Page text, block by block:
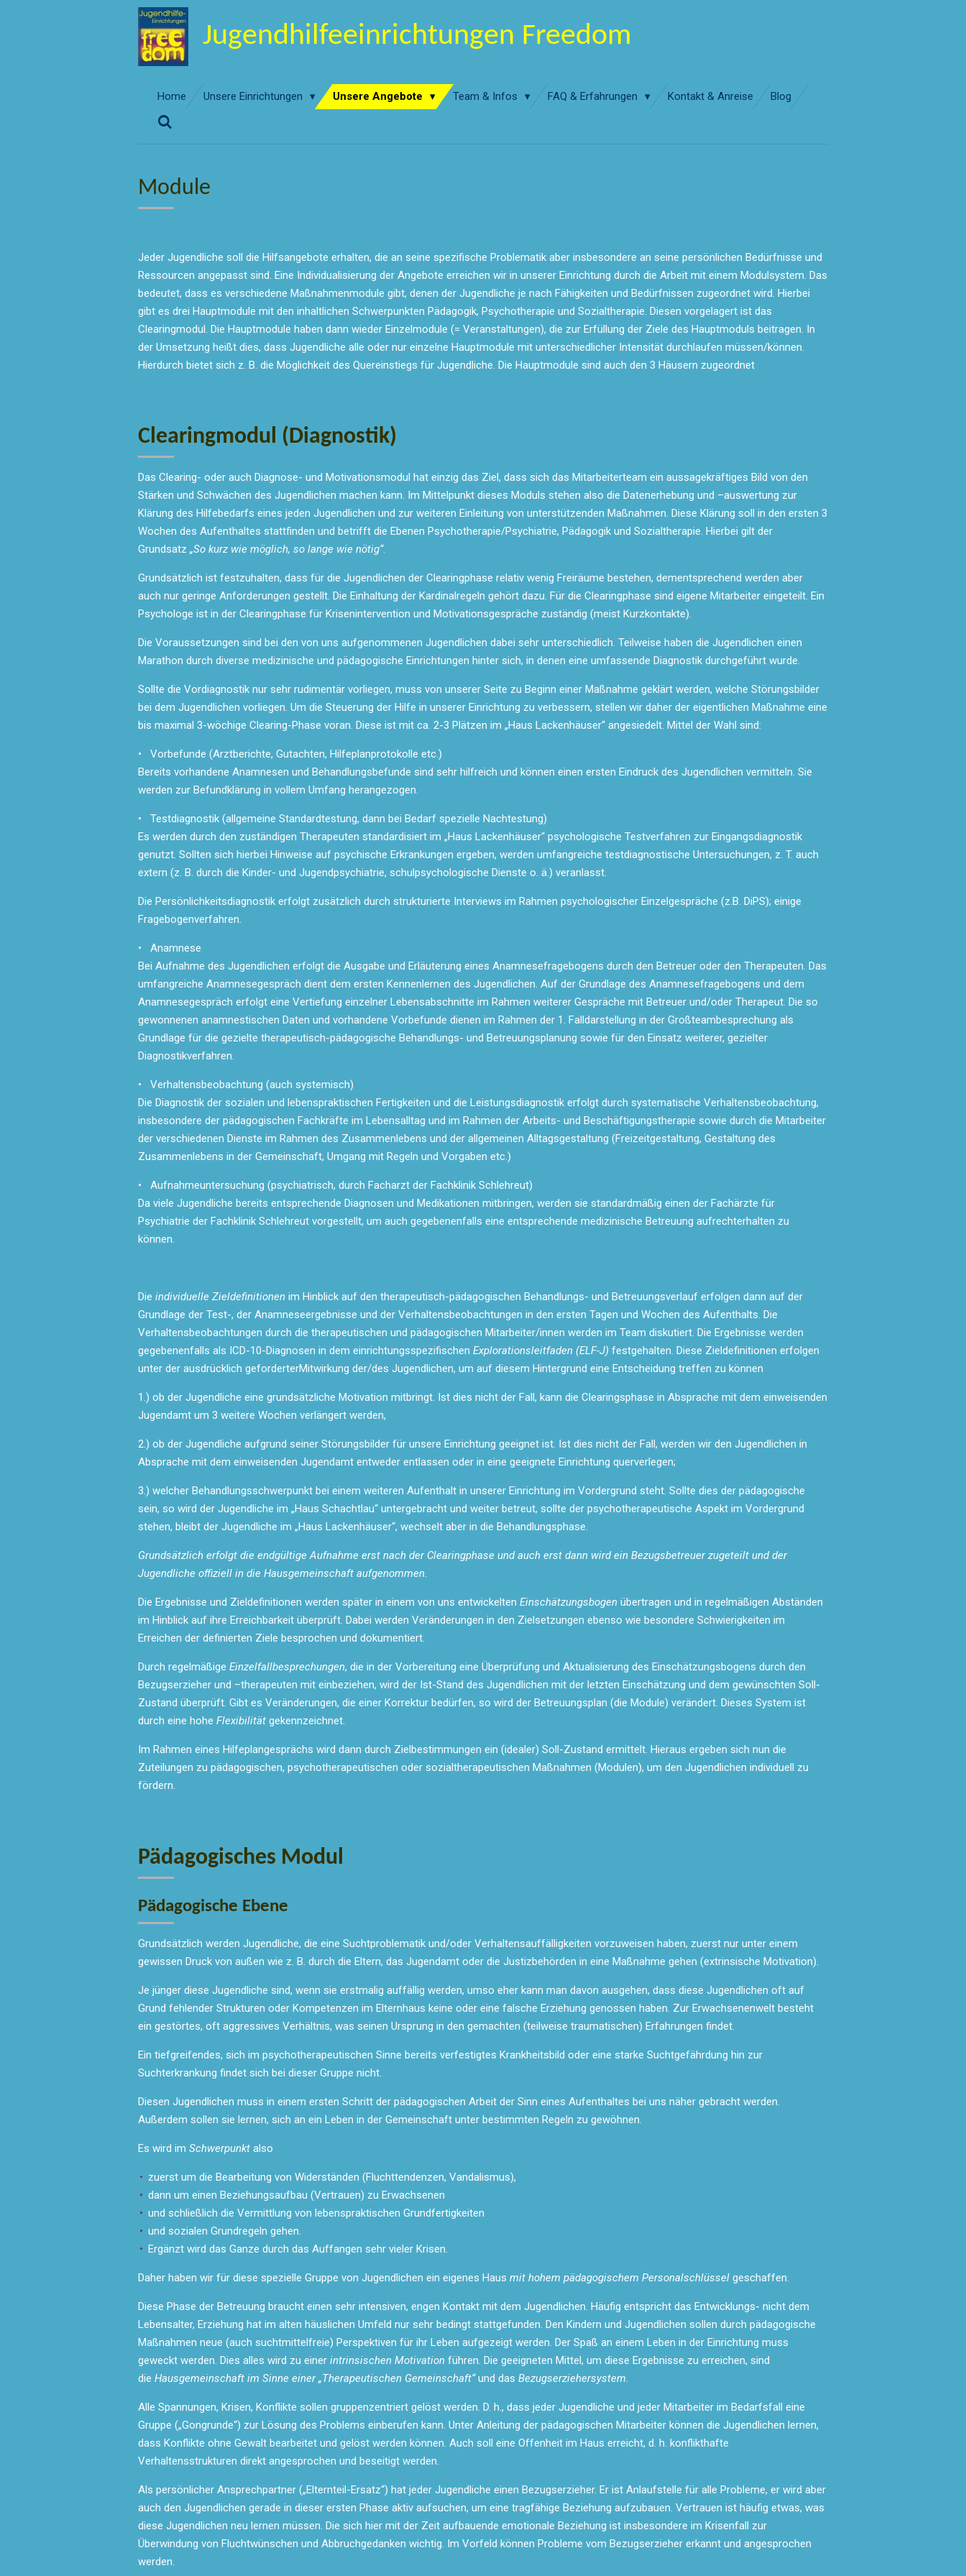
Jugendhilfeeinrichtungen Freedom
Home Unsere Einrichtungen Unsere Angebote Team & Infos FAQ & Erfahrungen Kontakt & Anreise Blog
Module
Jeder Jugendliche soll die Hilfsangebote erhalten, die an seine spezifische Problematik aber insbesondere an seine persönlichen Bedürfnisse und
Ressourcen angepasst sind. Eine Individualisierung der Angebote erreichen wir in unserer Einrichtung durch die Arbeit mit einem Modulsystem. Das
bedeutet, dass es verschiedene Maßnahmenmodule gibt, denen der Jugendliche je nach Fähigkeiten und Bedürfnissen zugeordnet wird. Hierbei
gibt es drei Hauptmodule mit den inhaltlichen Schwerpunkten Pädagogik, Psychotherapie und Sozialtherapie. Diesen vorgelagert ist das
Clearingmodul. Die Hauptmodule haben dann wieder Einzelmodule (= Veranstaltungen), die zur Erfüllung der Ziele des Hauptmoduls beitragen. In
der Umsetzung heißt dies, dass Jugendliche alle oder nur einzelne Hauptmodule mit unterschiedlicher Intensität durchlaufen müssen/können.
Hierdurch bietet sich z. B. die Möglichkeit des Quereinstiegs für Jugendliche. Die Hauptmodule sind auch den 3 Häusern zugeordnet
Clearingmodul (Diagnostik)
Das Clearing- oder auch Diagnose- und Motivationsmodul hat einzig das Ziel, dass sich das Mitarbeiterteam ein aussagekräftiges Bild von den
Stärken und Schwächen des Jugendlichen machen kann. Im Mittelpunkt dieses Moduls stehen also die Datenerhebung und –auswertung zur
Klärung des Hilfebedarfs eines jeden Jugendlichen und zur weiteren Einleitung von unterstützenden Maßnahmen. Diese Klärung soll in den ersten 3
Wochen des Aufenthaltes stattfinden und betrifft die Ebenen Psychotherapie/Psychiatrie, Pädagogik und Sozialtherapie. Hierbei gilt der
Grundsatz „So kurz wie möglich, so lange wie nötig“.
Grundsätzlich ist festzuhalten, dass für die Jugendlichen der Clearingphase relativ wenig Freiräume bestehen, dementsprechend werden aber
auch nur geringe Anforderungen gestellt. Die Einhaltung der Kardinalregeln gehört dazu. Für die Clearingphase sind eigene Mitarbeiter eingeteilt. Ein
Psychologe ist in der Clearingphase für Krisenintervention und Motivationsgespräche zuständig (meist Kurzkontakte).
Die Voraussetzungen sind bei den von uns aufgenommenen Jugendlichen dabei sehr unterschiedlich. Teilweise haben die Jugendlichen einen
Marathon durch diverse medizinische und pädagogische Einrichtungen hinter sich, in denen eine umfassende Diagnostik durchgeführt wurde.
Sollte die Vordiagnostik nur sehr rudimentär vorliegen, muss von unserer Seite zu Beginn einer Maßnahme geklärt werden, welche Störungsbilder
bei dem Jugendlichen vorliegen. Um die Steuerung der Hilfe in unserer Einrichtung zu verbessern, stellen wir daher der eigentlichen Maßnahme eine
bis maximal 3-wöchige Clearing-Phase voran. Diese ist mit ca. 2-3 Plätzen im „Haus Lackenhäuser“ angesiedelt. Mittel der Wahl sind:
• Vorbefunde (Arztberichte, Gutachten, Hilfeplanprotokolle etc.)
Bereits vorhandene Anamnesen und Behandlungsbefunde sind sehr hilfreich und können einen ersten Eindruck des Jugendlichen vermitteln. Sie
werden zur Befundklärung in vollem Umfang herangezogen.
• Testdiagnostik (allgemeine Standardtestung, dann bei Bedarf spezielle Nachtestung)
Es werden durch den zuständigen Therapeuten standardisiert im „Haus Lackenhäuser“ psychologische Testverfahren zur Eingangsdiagnostik
genutzt. Sollten sich hierbei Hinweise auf psychische Erkrankungen ergeben, werden umfangreiche testdiagnostische Untersuchungen, z. T. auch
extern (z. B. durch die Kinder- und Jugendpsychiatrie, schulpsychologische Dienste o. ä.) veranlasst.
Die Persönlichkeitsdiagnostik erfolgt zusätzlich durch strukturierte Interviews im Rahmen psychologischer Einzelgespräche (z.B. DiPS); einige
Fragebogenverfahren.
• Anamnese
Bei Aufnahme des Jugendlichen erfolgt die Ausgabe und Erläuterung eines Anamnesefragebogens durch den Betreuer oder den Therapeuten. Das
umfangreiche Anamnesegespräch dient dem ersten Kennenlernen des Jugendlichen. Auf der Grundlage des Anamnesefragebogens und dem
Anamnesegespräch erfolgt eine Vertiefung einzelner Lebensabschnitte im Rahmen weiterer Gespräche mit Betreuer und/oder Therapeut. Die so
gewonnenen anamnestischen Daten und vorhandene Vorbefunde dienen im Rahmen der 1. Falldarstellung in der Großteambesprechung als
Grundlage für die gezielte therapeutisch-pädagogische Behandlungs- und Betreuungsplanung sowie für den Einsatz weiterer, gezielter
Diagnostikverfahren.
• Verhaltensbeobachtung (auch systemisch)
Die Diagnostik der sozialen und lebenspraktischen Fertigkeiten und die Leistungsdiagnostik erfolgt durch systematische Verhaltensbeobachtung,
insbesondere der pädagogischen Fachkräfte im Lebensalltag und im Rahmen der Arbeits- und Beschäftigungstherapie sowie durch die Mitarbeiter
der verschiedenen Dienste im Rahmen des Zusammenlebens und der allgemeinen Alltagsgestaltung (Freizeitgestaltung, Gestaltung des
Zusammenlebens in der Gemeinschaft, Umgang mit Regeln und Vorgaben etc.)
• Aufnahmeuntersuchung (psychiatrisch, durch Facharzt der Fachklinik Schlehreut)
Da viele Jugendliche bereits entsprechende Diagnosen und Medikationen mitbringen, werden sie standardmäßig einen der Fachärzte für
Psychiatrie der Fachklinik Schlehreut vorgestellt, um auch gegebenenfalls eine entsprechende medizinische Betreuung aufrechterhalten zu
können.
Die individuelle Zieldefinitionen im Hinblick auf den therapeutisch-pädagogischen Behandlungs- und Betreuungsverlauf erfolgen dann auf der
Grundlage der Test-, der Anamneseergebnisse und der Verhaltensbeobachtungen in den ersten Tagen und Wochen des Aufenthalts. Die
Verhaltensbeobachtungen durch die therapeutischen und pädagogischen Mitarbeiter/innen werden im Team diskutiert. Die Ergebnisse werden
gegebenenfalls als ICD-10-Diagnosen in dem einrichtungsspezifischen Explorationsleitfaden (ELF-J) festgehalten. Diese Zieldefinitionen erfolgen
unter der ausdrücklich geforderterMitwirkung der/des Jugendlichen, um auf diesem Hintergrund eine Entscheidung treffen zu können
1.) ob der Jugendliche eine grundsätzliche Motivation mitbringt. Ist dies nicht der Fall, kann die Clearingsphase in Absprache mit dem einweisenden
Jugendamt um 3 weitere Wochen verlängert werden,
2.) ob der Jugendliche aufgrund seiner Störungsbilder für unsere Einrichtung geeignet ist. Ist dies nicht der Fall, werden wir den Jugendlichen in
Absprache mit dem einweisenden Jugendamt entweder entlassen oder in eine geeignete Einrichtung querverlegen;
3.) welcher Behandlungsschwerpunkt bei einem weiteren Aufenthalt in unserer Einrichtung im Vordergrund steht. Sollte dies der pädagogische
sein, so wird der Jugendliche im „Haus Schachtlau“ untergebracht und weiter betreut, sollte der psychotherapeutische Aspekt im Vordergrund
stehen, bleibt der Jugendliche im „Haus Lackenhäuser“, wechselt aber in die Behandlungsphase.
Grundsätzlich erfolgt die endgültige Aufnahme erst nach der Clearingphase und auch erst dann wird ein Bezugsbetreuer zugeteilt und der
Jugendliche offiziell in die Hausgemeinschaft aufgenommen.
Die Ergebnisse und Zieldefinitionen werden später in einem von uns entwickelten Einschätzungsbogen übertragen und in regelmäßigen Abständen
im Hinblick auf ihre Erreichbarkeit überprüft. Dabei werden Veränderungen in den Zielsetzungen ebenso wie besondere Schwierigkeiten im
Erreichen der definierten Ziele besprochen und dokumentiert.
Durch regelmäßige Einzelfallbesprechungen, die in der Vorbereitung eine Überprüfung und Aktualisierung des Einschätzungsbogens durch den
Bezugserzieher und –therapeuten mit einbeziehen, wird der Ist-Stand des Jugendlichen mit der letzten Einschätzung und dem gewünschten Soll-
Zustand überprüft. Gibt es Veränderungen, die einer Korrektur bedürfen, so wird der Betreuungsplan (die Module) verändert. Dieses System ist
durch eine hohe Flexibilität gekennzeichnet.
Im Rahmen eines Hilfeplangesprächs wird dann durch Zielbestimmungen ein (idealer) Soll-Zustand ermittelt. Hieraus ergeben sich nun die
Zuteilungen zu pädagogischen, psychotherapeutischen oder sozialtherapeutischen Maßnahmen (Modulen), um den Jugendlichen individuell zu
fördern.
Pädagogisches Modul
Pädagogische Ebene
Grundsätzlich werden Jugendliche, die eine Suchtproblematik und/oder Verhaltensauffälligkeiten vorzuweisen haben, zuerst nur unter einem
gewissen Druck von außen wie z. B. durch die Eltern, das Jugendamt oder die Justizbehörden in eine Maßnahme gehen (extrinsische Motivation).
Je jünger diese Jugendliche sind, wenn sie erstmalig auffällig werden, umso eher kann man davon ausgehen, dass diese Jugendlichen oft auf
Grund fehlender Strukturen oder Kompetenzen im Elternhaus keine oder eine falsche Erziehung genossen haben. Zur Erwachsenenwelt besteht
ein gestörtes, oft aggressives Verhältnis, was seinen Ursprung in den gemachten (teilweise traumatischen) Erfahrungen findet.
Ein tiefgreifendes, sich im psychotherapeutischen Sinne bereits verfestigtes Krankheitsbild oder eine starke Suchtgefährdung hin zur
Suchterkrankung findet sich bei dieser Gruppe nicht.
Diesen Jugendlichen muss in einem ersten Schritt der pädagogischen Arbeit der Sinn eines Aufenthaltes bei uns näher gebracht werden.
Außerdem sollen sie lernen, sich an ein Leben in der Gemeinschaft unter bestimmten Regeln zu gewöhnen.
Es wird im Schwerpunkt also
zuerst um die Bearbeitung von Widerständen (Fluchttendenzen, Vandalismus),
dann um einen Beziehungsaufbau (Vertrauen) zu Erwachsenen
und schließlich die Vermittlung von lebenspraktischen Grundfertigkeiten
und sozialen Grundregeln gehen.
Ergänzt wird das Ganze durch das Auffangen sehr vieler Krisen.
Daher haben wir für diese spezielle Gruppe von Jugendlichen ein eigenes Haus mit hohem pädagogischem Personalschlüssel geschaffen.
Diese Phase der Betreuung braucht einen sehr intensiven, engen Kontakt mit dem Jugendlichen. Häufig entspricht das Entwicklungs- nicht dem
Lebensalter, Erziehung hat im alten häuslichen Umfeld nur sehr bedingt stattgefunden. Den Kindern und Jugendlichen sollen durch pädagogische
Maßnahmen neue (auch suchtmittelfreie) Perspektiven für ihr Leben aufgezeigt werden. Der Spaß an einem Leben in der Einrichtung muss
geweckt werden. Dies alles wird zu einer intrinsischen Motivation führen. Die geeigneten Mittel, um diese Ergebnisse zu erreichen, sind
die Hausgemeinschaft im Sinne einer „Therapeutischen Gemeinschaft“ und das Bezugserziehersystem.
Alle Spannungen, Krisen, Konflikte sollen gruppenzentriert gelöst werden. D. h., dass jeder Jugendliche und jeder Mitarbeiter im Bedarfsfall eine
Gruppe („Gongrunde“) zur Lösung des Problems einberufen kann. Unter Anleitung der pädagogischen Mitarbeiter können die Jugendlichen lernen,
dass Konflikte ohne Gewalt bearbeitet und gelöst werden können. Auch soll eine Offenheit im Haus erreicht, d. h. konflikthafte
Verhaltensstrukturen direkt angesprochen und beseitigt werden.
Als persönlicher Ansprechpartner („Elternteil-Ersatz“) hat jeder Jugendliche einen Bezugserzieher. Er ist Anlaufstelle für alle Probleme, er wird aber
auch den Jugendlichen gerade in dieser ersten Phase aktiv aufsuchen, um eine tragfähige Beziehung aufzubauen. Vertrauen ist häufig etwas, was
diese Jugendlichen neu lernen müssen. Die sich hier mit der Zeit aufbauende emotionale Beziehung ist insbesondere im Krisenfall zur
Überwindung von Fluchtwünschen und Abbruchgedanken wichtig. Im Vorfeld können Probleme vom Bezugserzieher erkannt und angesprochen
werden.